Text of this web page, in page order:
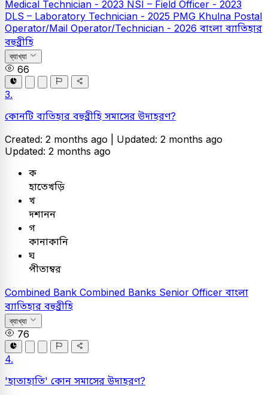
Medical Technician - 2023 NSI – Field Officer - 2023
DLS – Laboratory Technician - 2025 PMG Khulna Postal
Operator/Mail Operator/Technician - 2026 বাংলা ব্যাতিহার
বহুব্রীহি
ব্যাখ্যা
66
3.
কোনটি ব্যতিহার বহুব্রীহি সমাসের উদাহরণ?
Created: 2 months ago | Updated: 2 months ago
Updated: 2 months ago
ক
হাতেখড়ি
খ
দশানন
গ
কানাকানি
ঘ
পীতাম্বর
Combined Bank Combined Banks Senior Officer বাংলা
ব্যাতিহার বহুব্রীহি
ব্যাখ্যা
76
4.
'হাতাহাতি' কোন সমাসের উদাহরণ?